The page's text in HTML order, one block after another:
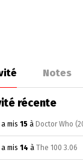
Notes
récente
a mis 15 à Doctor Who
a mis 14 à The 100 3.06